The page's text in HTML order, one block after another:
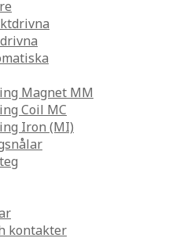
Magnet MM
Coil MC
Iron (MI)
kontakter